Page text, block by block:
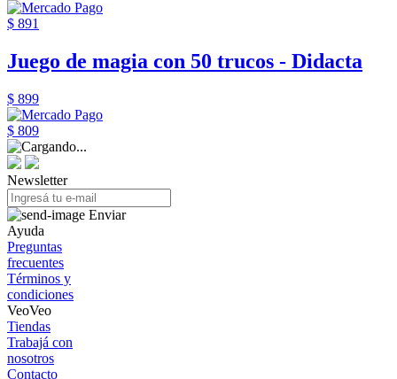
$ 891
Juego de magia con 50 trucos - Didacta
$ 899
$ 809
Newsletter
Enviar
Ayuda
Preguntas
frecuentes
Términos y
condiciones
VeoVeo
Tiendas
Trabajá con
nosotros
Contacto